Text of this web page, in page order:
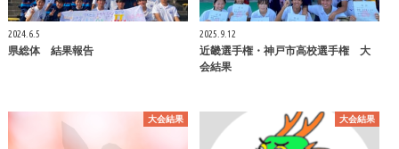
2024.6.5
県総体 結果報告
2025.9.12
近畿選手権・神戸市高校選手権 大
会結果
大会結果 大会結果